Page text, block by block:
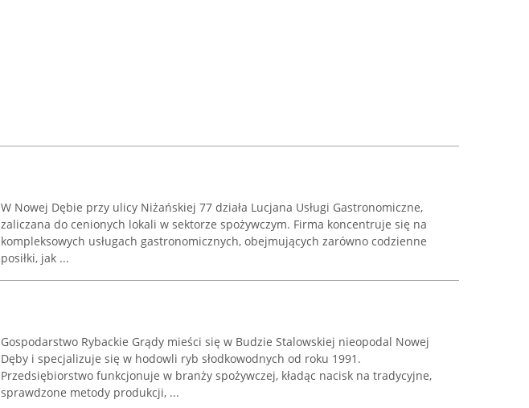
W Nowej Dębie przy ulicy Niżańskiej 77 działa Lucjana Usługi Gastronomiczne,
zaliczana do cenionych lokali w sektorze spożywczym. Firma koncentruje się na
kompleksowych usługach gastronomicznych, obejmujących zarówno codzienne
posiłki, jak ...
Gospodarstwo Rybackie Grądy mieści się w Budzie Stalowskiej nieopodal Nowej
Dęby i specjalizuje się w hodowli ryb słodkowodnych od roku 1991.
Przedsiębiorstwo funkcjonuje w branży spożywczej, kładąc nacisk na tradycyjne,
sprawdzone metody produkcji, ...